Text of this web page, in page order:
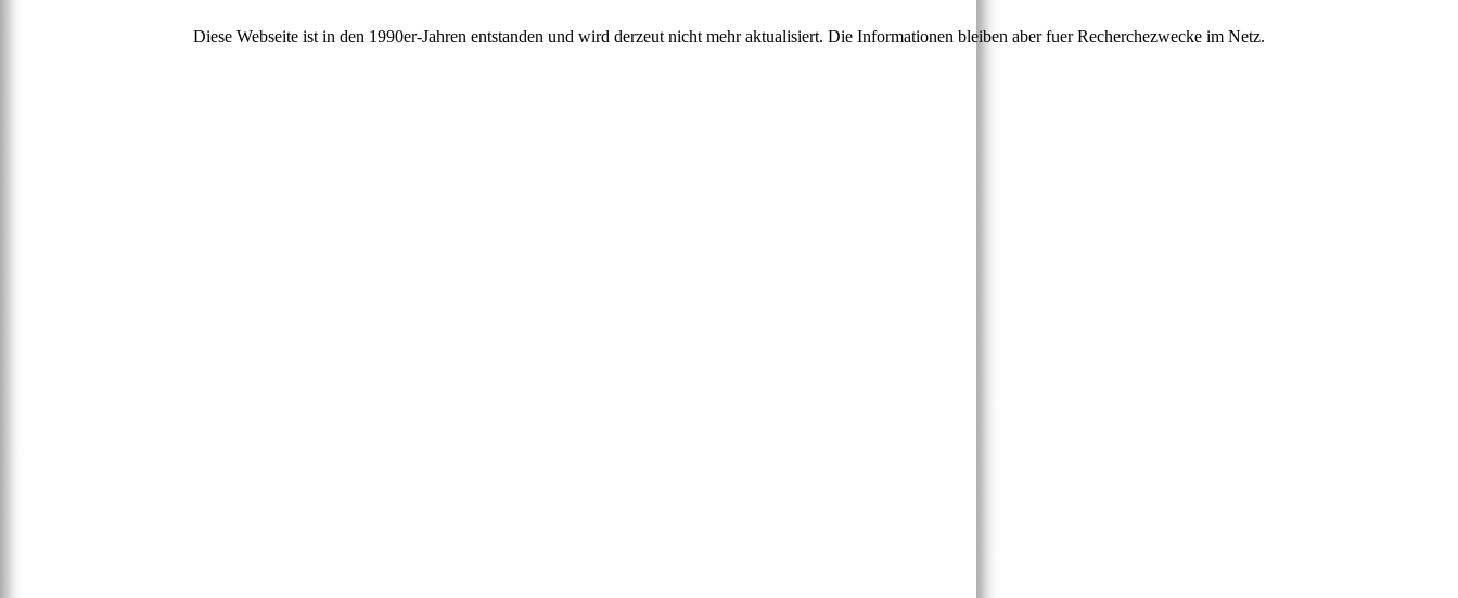
Diese Webseite ist in den 1990er-Jahren entstanden und wird derzeut nicht mehr aktualisiert. Die Informationen bleiben aber fuer Recherchezwecke im Netz.